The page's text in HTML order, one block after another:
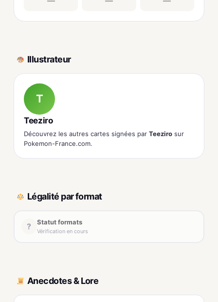
Illustrateur
T
Teeziro
Découvrez les autres cartes signées par Teeziro sur
Pokemon-France.com.
Légalité par format
? Statut formats
Vérification en cours
Anecdotes & Lore